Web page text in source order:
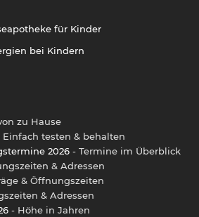
für Kinder
bei Kindern
zu Hause
Einfach testen & behalten
2026 - Termine im Überblick
& Adressen
& Öffnungszeiten
& Adressen
- Höhe in Jahren